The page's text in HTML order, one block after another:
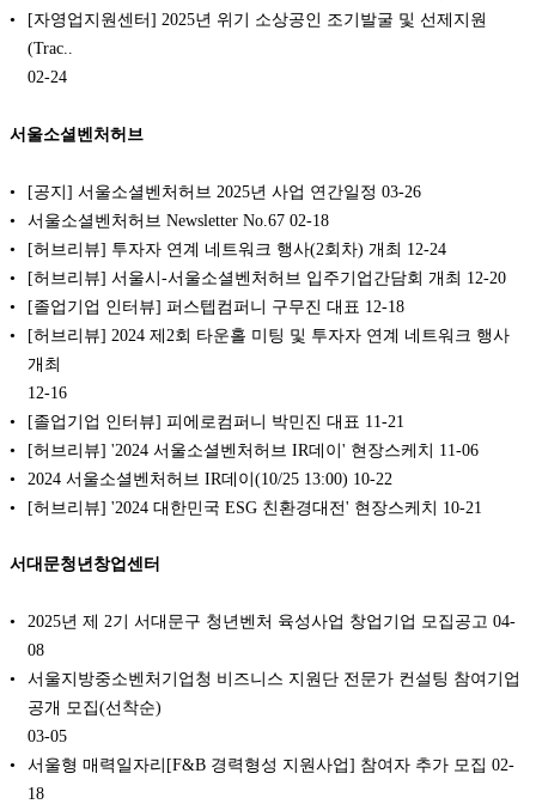
[자영업지원센터] 2025년 위기 소상공인 조기발굴 및 선제지원
(Trac..
02-24
서울소셜벤처허브
[공지] 서울소셜벤처허브 2025년 사업 연간일정 03-26
서울소셜벤처허브 Newsletter No.67 02-18
[허브리뷰] 투자자 연계 네트워크 행사(2회차) 개최 12-24
[허브리뷰] 서울시-서울소셜벤처허브 입주기업간담회 개최 12-20
[졸업기업 인터뷰] 퍼스텝컴퍼니 구무진 대표 12-18
[허브리뷰] 2024 제2회 타운홀 미팅 및 투자자 연계 네트워크 행사
개최
12-16
[졸업기업 인터뷰] 피에로컴퍼니 박민진 대표 11-21
[허브리뷰] '2024 서울소셜벤처허브 IR데이' 현장스케치 11-06
2024 서울소셜벤처허브 IR데이(10/25 13:00) 10-22
[허브리뷰] '2024 대한민국 ESG 친환경대전' 현장스케치 10-21
서대문청년창업센터
2025년 제 2기 서대문구 청년벤처 육성사업 창업기업 모집공고 04-
08
서울지방중소벤처기업청 비즈니스 지원단 전문가 컨설팅 참여기업
공개 모집(선착순)
03-05
서울형 매력일자리[F&B 경력형성 지원사업] 참여자 추가 모집 02-
18